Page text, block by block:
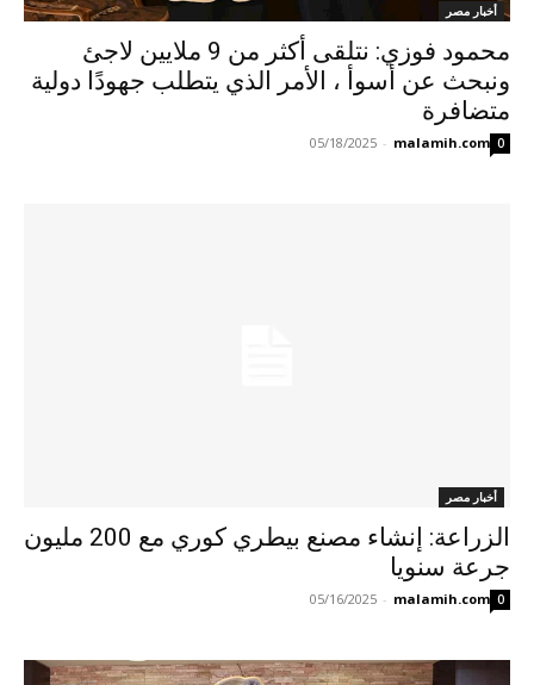
أخبار مصر
محمود فوزي: نتلقى أكثر من 9 ملايين لاجئ
ونبحث عن أسوأ ، الأمر الذي يتطلب جهودًا دولية
متضافرة
malamih.com
-
05/18/2025 0
أخبار مصر
الزراعة: إنشاء مصنع بيطري كوري مع 200 مليون
جرعة سنويا
malamih.com
-
05/16/2025 0